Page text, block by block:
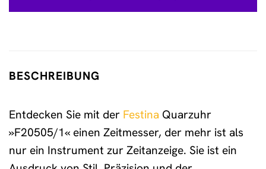
BESCHREIBUNG
Entdecken Sie mit der Festina Quarzuhr
»F20505/1« einen Zeitmesser, der mehr ist als
nur ein Instrument zur Zeitanzeige. Sie ist ein